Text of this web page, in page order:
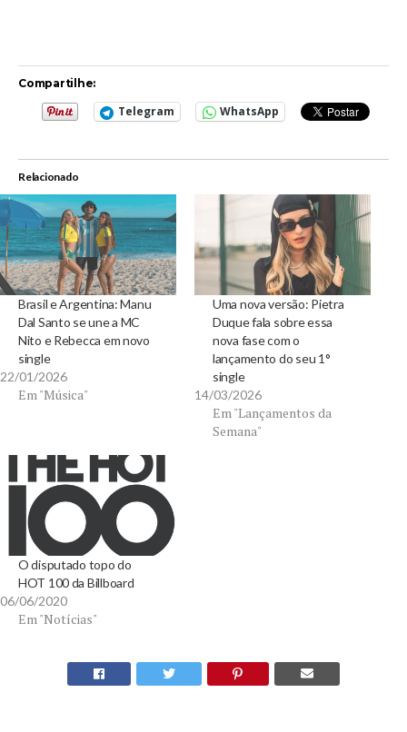
Compartilhe:
Telegram WhatsApp
Relacionado
Brasil e Argentina: Manu
Dal Santo se une a MC
Nito e Rebecca em novo
single
22/01/2026
Em "Música"
Uma nova versão: Pietra
Duque fala sobre essa
nova fase com o
lançamento do seu 1°
single
14/03/2026
Em "Lançamentos da
Semana"
O disputado topo do
HOT 100 da Billboard
06/06/2020
Em "Notícias"